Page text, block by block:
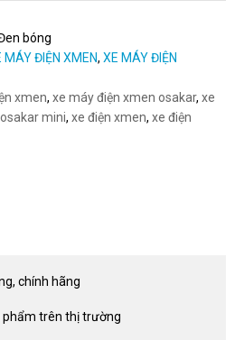
bóng
MÁY ĐIỆN XMEN, XE MÁY ĐIỆN
xmen, xe máy điện xmen osakar, xe
osakar mini, xe điện xmen, xe điện
chính hãng
phẩm trên thị trường